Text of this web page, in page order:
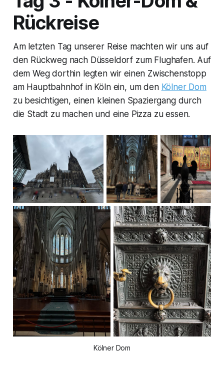
Rückreise
Am letzten Tag unserer Reise machten wir uns auf
den Rückweg nach Düsseldorf zum Flughafen. Auf
dem Weg dorthin legten wir einen Zwischenstopp
am Hauptbahnhof in Köln ein, um den Kölner Dom
zu besichtigen, einen kleinen Spaziergang durch
die Stadt zu machen und eine Pizza zu essen.
Kölner Dom